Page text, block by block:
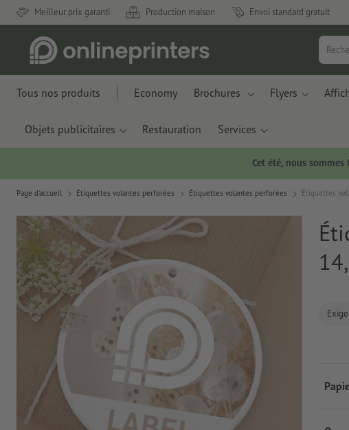
Meilleur prix garanti Production maison Envoi standard gratuit
Tous nos produits Economy Brochures Flyers
Objets publicitaires Restauration Services
Cet été, nous sommes
Page d'accueil Étiquettes volantes perforées Étiquettes volantes perforées Étiquettes